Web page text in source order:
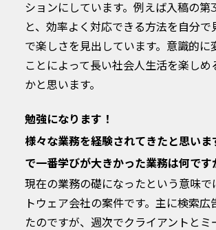
ションにしています。例えば入稿の第
と、効率よく対応できる方法を自分で
で楽しさを見出しています。意識的に
ことによって長い社会人生活を楽しめ
かと思います。
勉強になります！
様々な業務を経験されてきたと思いま
で一番学びが大きかった業務は何です
現在の業務の礎になったという意味で
トウェア会社の案件です。主に検索広
たのですが、週次でクライアントとミ